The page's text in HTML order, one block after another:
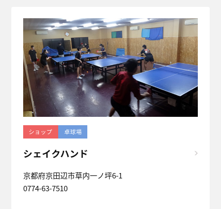
ショップ 卓球場
シェイクハンド
京都府京田辺市草内一ノ坪6-1
0774-63-7510